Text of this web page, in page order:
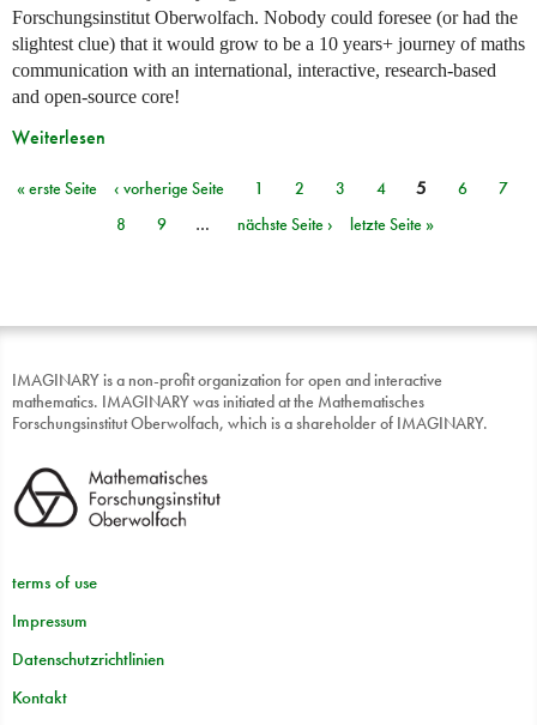
Forschungsinstitut Oberwolfach. Nobody could foresee (or had the
slightest clue) that it would grow to be a 10 years+ journey of maths
communication with an international, interactive, research-based
and open-source core!
Weiterlesen
Seiten
« erste Seite ‹ vorherige Seite 1 2 3 4 5 6
7
8
9 … nächste Seite › letzte Seite »
IMAGINARY is a non-profit organization for open and interactive
mathematics. IMAGINARY was initiated at the Mathematisches
Forschungsinstitut Oberwolfach, which is a shareholder of IMAGINARY.
terms of use
Impressum
Datenschutzrichtlinien
Kontakt